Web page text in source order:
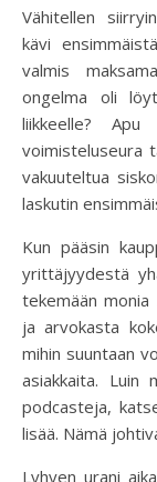
Vähitellen
kävi
valmis
ongelma oli
liikkeelle?
voimisteluseura
vakuuteltua
laskutin
Kun pääsin
yrittäjyydestä
tekemään
ja arvokasta
mihin suuntaan
asiakkaita. Luin
podcasteja,
lisää. Nämä
Lyhyen urani